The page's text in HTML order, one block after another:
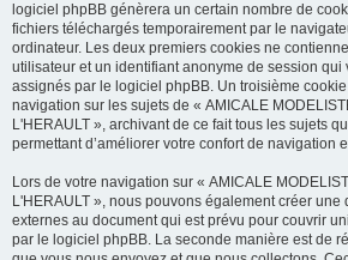
logiciel phpBB génèrera un certain nombre de
fichiers téléchargés temporairement par le
ordinateur. Les deux premiers cookies ne
utilisateur et un identifiant anonyme de session qui
assignés par le logiciel phpBB. Un troisième
navigation sur les sujets de « AMICALE
L'HERAULT », archivant de ce fait tous les sujets
permettant d’améliorer votre confort de navigation
Lors de votre navigation sur « AMICALE
L'HERAULT », nous pouvons également créer
externes au document qui est prévu pour couvrir
par le logiciel phpBB. La seconde manière est de